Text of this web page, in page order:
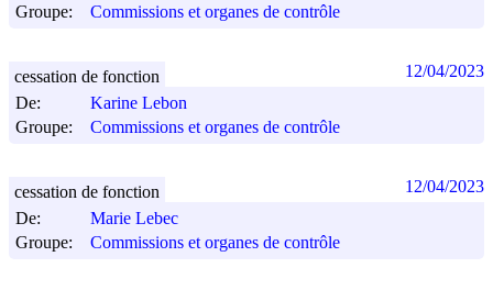
Groupe:
Commissions et organes de contrôle
De:
Karine Lebon
Groupe:
Commissions et organes de contrôle
cessation de fonction 12/04/2023
De:
Marie Lebec
Groupe:
Commissions et organes de contrôle
cessation de fonction 12/04/2023